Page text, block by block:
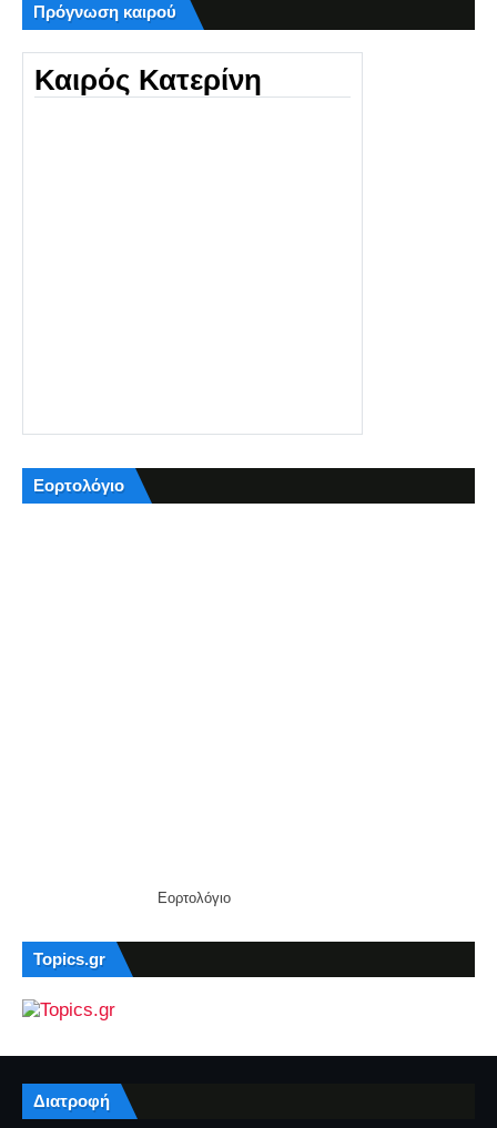
Πρόγνωση καιρού
Καιρός Κατερίνη
Εορτολόγιο
Εορτολόγιο
Topics.gr
Διατροφή